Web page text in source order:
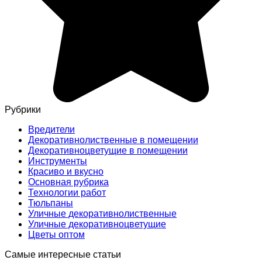
Рубрики
Вредители
Декоративнолиственные в помещении
Декоративноцветущие в помещении
Инструменты
Краcиво и вкусно
Основная рубрика
Технологии работ
Тюльпаны
Уличные декоративнолиственные
Уличные декоративноцветущие
Цветы оптом
Самые интересные статьи